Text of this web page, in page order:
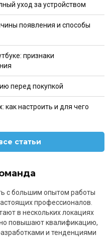
уход за устройством
появления и способы
признаки
перед покупкой
как настроить и для чего
статьи
с большим опытом работы
профессионалов.
в нескольких локациях
повышают квалификацию,
и тенденциями